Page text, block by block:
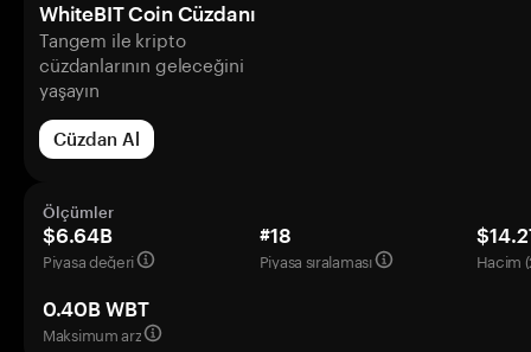
WhiteBIT Coin Cüzdanı
Tangem ile kripto
cüzdanlarının geleceğini
yaşayın
Cüzdan Al
Ölçümler
$6.64B
Piyasa değeri
#18
Piyasa sıralaması
Hacim
0.40B WBT
Maksimum arz